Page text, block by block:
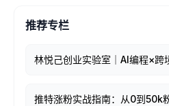
推荐专栏
林悦己创业实验室｜AI编程×跨
推特涨粉实战指南：从0到50k